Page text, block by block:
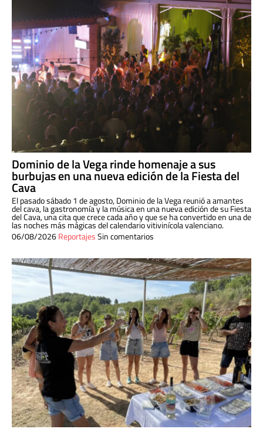
Dominio de la Vega rinde homenaje a sus
burbujas en una nueva edición de la Fiesta del
Cava
El pasado sábado 1 de agosto, Dominio de la Vega reunió a amantes
del cava, la gastronomía y la música en una nueva edición de su Fiesta
del Cava, una cita que crece cada año y que se ha convertido en una de
las noches más mágicas del calendario vitivinícola valenciano.
06/08/2026ReportajesSin comentarios